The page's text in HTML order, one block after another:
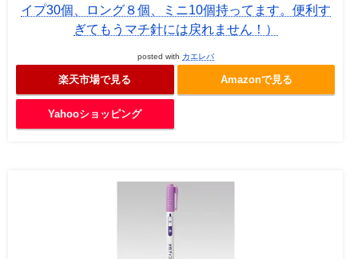
イプ30個、ロング８個、ミニ10個持ってます。便利す
ぎてもうマチ針には戻れません！）
posted with カエレバ
楽天市場で見る Amazonで見る
Yahooショッピング